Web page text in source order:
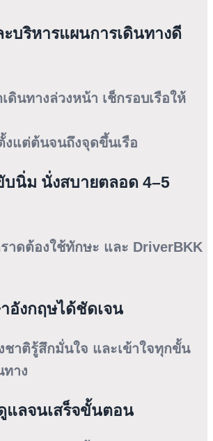
บริหารแผนการเดินทางดี
ดินทางล่วงหน้า เช็กรอบเรือให้
งแต่ต้นจนถึงจุดขึ้นเรือ
นิ่ม นั่งสบายตลอด 4–5
าดต้องใช้ทักษะ และ DriverBKK
อังกฤษได้ชัดเจน
ชาติรู้สึกมั่นใจ และเข้าใจทุกขั้น
ทาง
ลจนเสร็จขั้นตอน